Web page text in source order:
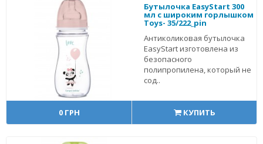
Бутылочка EasyStart 300
мл с широким горлышком
Toys- 35/222_pin
Антиколиковая бутылочка
EasyStart изготовлена из
безопасного
полипропилена, который не
сод..
0 ГРН КУПИТЬ